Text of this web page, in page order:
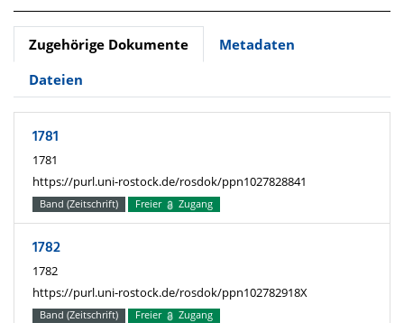
Zugehörige Dokumente
Metadaten
Dateien
1781
1781
https://purl.uni-rostock.de/rosdok/ppn1027828841
Band (Zeitschrift) Freier Zugang
1782
1782
https://purl.uni-rostock.de/rosdok/ppn102782918X
Band (Zeitschrift) Freier Zugang